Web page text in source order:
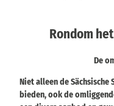
Rondom
De
Niet alleen de
bieden, ook de